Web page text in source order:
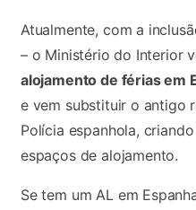
Atualmente, com a
– o Ministério do Interior
alojamento de férias em
e vem substituir o antigo
Polícia espanhola,
espaços de alojamento.
Se tem um AL em